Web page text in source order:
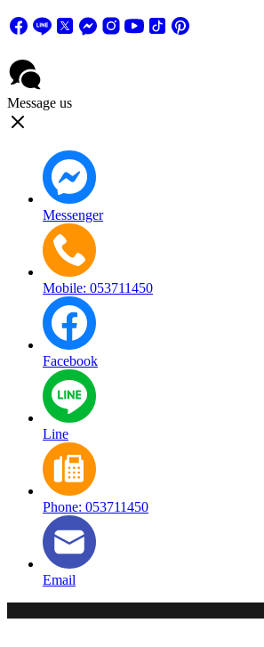
Message us
Messenger
Mobile: 053711450
Facebook
Line
Phone: 053711450
Email